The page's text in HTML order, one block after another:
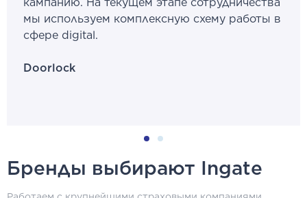
кампанию. На текущем этапе сотрудничества
мы используем комплексную схему работы в
сфере digital.
Doorlock
Бренды выбирают Ingate